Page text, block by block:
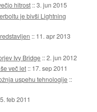
hitrost ::3. jun 2015
je bivši Lightning
:: 11. apr 2013
Ivy Bridge ::2. jun 2012
več let :: 17. sep 2011
uspehu tehnologije ::
feb 2011